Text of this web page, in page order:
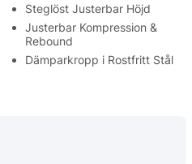
Steglöst Justerbar Höjd
Justerbar Kompression &
Rebound
Dämparkropp i Rostfritt Stål